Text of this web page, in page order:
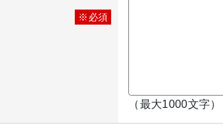
※必須
（最大1000文字）